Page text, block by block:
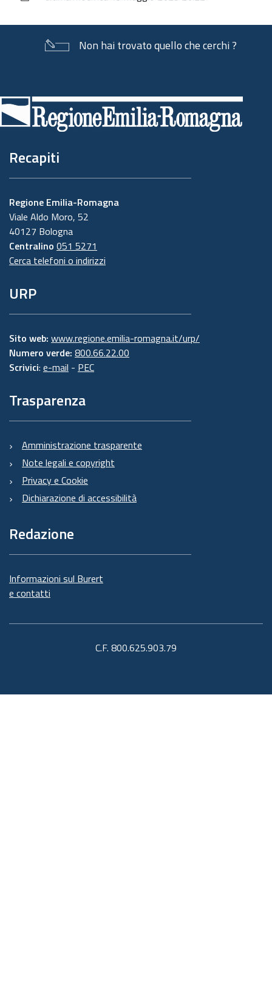
Non hai trovato quello che cerchi ?
di
pagina
Recapiti
Regione Emilia-Romagna
Viale Aldo Moro, 52
40127 Bologna
Centralino 051 5271
Cerca telefoni o indirizzi
URP
Sito web: www.regione.emilia-romagna.it/urp/
Numero verde: 800.66.22.00
Scrivici: e-mail - PEC
Trasparenza
Amministrazione trasparente
Note legali e copyright
Privacy e Cookie
Dichiarazione di accessibilità
Redazione
Informazioni sul Burert
e contatti
C.F. 800.625.903.79